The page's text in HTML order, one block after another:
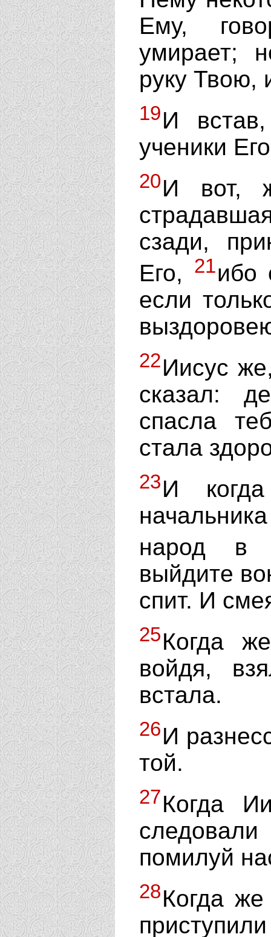
Ему,
умирает;
руку Твою,
19И
ученики
20И вот,
сзади,
Его,
21ибо
если
22Иисус
сказал:
спасла
стала
23И
народ в
выйдите
спит. И
25Когда
войдя,
встала.
26И
той.
27Когда
помилуй
28Когда